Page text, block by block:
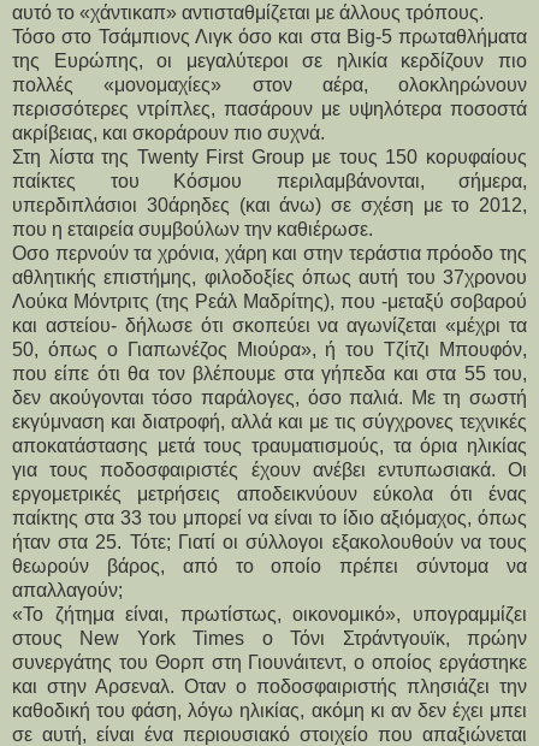
αυτό το «χάντικαπ» αντισταθμίζεται με άλλους τρόπους.
Τόσο στο Τσάμπιονς Λιγκ όσο και στα Big-5 πρωταθλήματα
της Ευρώπης, οι μεγαλύτεροι σε ηλικία κερδίζουν πιο
πολλές «μονομαχίες» στον αέρα, ολοκληρώνουν
περισσότερες ντρίπλες, πασάρουν με υψηλότερα ποσοστά
ακρίβειας, και σκοράρουν πιο συχνά.
Στη λίστα της Twenty First Group με τους 150 κορυφαίους
παίκτες του Κόσμου περιλαμβάνονται, σήμερα,
υπερδιπλάσιοι 30άρηδες (και άνω) σε σχέση με το 2012,
που η εταιρεία συμβούλων την καθιέρωσε.
Οσο περνούν τα χρόνια, χάρη και στην τεράστια πρόοδο της
αθλητικής επιστήμης, φιλοδοξίες όπως αυτή του 37χρονου
Λούκα Μόντριτς (της Ρεάλ Μαδρίτης), που -μεταξύ σοβαρού
και αστείου- δήλωσε ότι σκοπεύει να αγωνίζεται «μέχρι τα
50, όπως ο Γιαπωνέζος Μιούρα», ή του Τζίτζι Μπουφόν,
που είπε ότι θα τον βλέπουμε στα γήπεδα και στα 55 του,
δεν ακούγονται τόσο παράλογες, όσο παλιά. Με τη σωστή
εκγύμναση και διατροφή, αλλά και με τις σύγχρονες τεχνικές
αποκατάστασης μετά τους τραυματισμούς, τα όρια ηλικίας
για τους ποδοσφαιριστές έχουν ανέβει εντυπωσιακά. Οι
εργομετρικές μετρήσεις αποδεικνύουν εύκολα ότι ένας
παίκτης στα 33 του μπορεί να είναι το ίδιο αξιόμαχος, όπως
ήταν στα 25. Τότε; Γιατί οι σύλλογοι εξακολουθούν να τους
θεωρούν βάρος, από το οποίο πρέπει σύντομα να
απαλλαγούν;
«Το ζήτημα είναι, πρωτίστως, οικονομικό», υπογραμμίζει
στους New York Times ο Τόνι Στράντγουϊκ, πρώην
συνεργάτης του Θορπ στη Γιουνάιτεντ, ο οποίος εργάστηκε
και στην Αρσεναλ. Οταν ο ποδοσφαιριστής πλησιάζει την
καθοδική του φάση, λόγω ηλικίας, ακόμη κι αν δεν έχει μπει
σε αυτή, είναι ένα περιουσιακό στοιχείο που απαξιώνεται